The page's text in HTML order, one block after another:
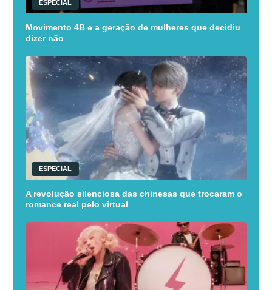
ESPECIAL
Movimento 4B e a geração de mulheres que decidiu
dizer não
ESPECIAL
A revolução silenciosa das chinesas que trocaram o
romance real pelo virtual